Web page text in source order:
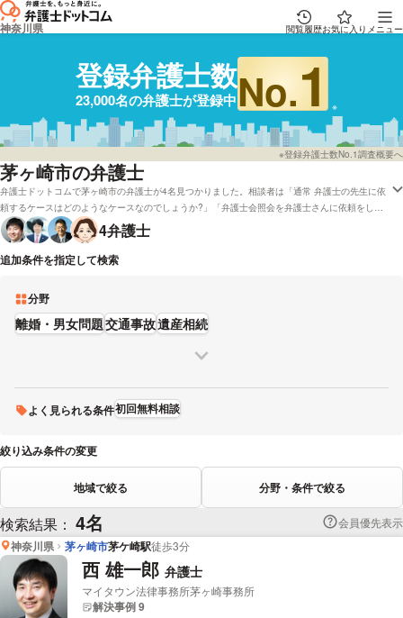
神奈川県 閲覧履歴お気に入り メニュー
登録弁護士数
23,000名の弁護士が登録中No.1
※登録弁護士数No.1調査概要へ
茅ヶ崎市の弁護士
弁護士ドットコムで茅ヶ崎市の弁護士が4名見つかりました。相談者は「通常 弁護士の先生に依
頼するケースはどのようなケースなのでしょうか?」「弁護士会照会を弁護士さんに依頼をした
場合、手続きなど何日程度掛かるのでしょうか?」といった疑問をもっております。弁護士ドッ
トコムでは着手金無料で受理している茅ヶ崎の弁護士や弁護士費用を後払いで対応してくれる弁
護士など、さまざまな条件で弁護士を比較することができます。例えば「評判が高い弁護士の選
経験を活かして。」とおっしゃる方もいます。成功報酬金額や英語などの対応言語などの希望を
踏まえて、条件に沿う弁護士に相談をしてみることをおすすめします。
4弁護士
追加条件を指定して検索
分野
離婚・男女問題交通事故遺産相続
よく見られる条件初回無料相談
絞り込み条件の変更
地域で絞る 分野・条件で絞る
検索結果： 4名 会員優先表示
神奈川県 茅ヶ崎市茅ケ崎駅徒歩3分
西 雄一郎 弁護士
マイタウン法律事務所茅ヶ崎事務所
解決事例 9